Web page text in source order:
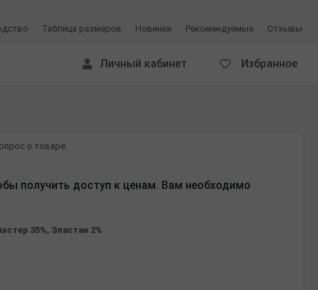
Таблица размеров Новинки Рекомендуемые Отзывы
Избранное
Личный кабинет
о товаре
получить доступ к ценам. Вам необходимо
35%, Эластан 2%